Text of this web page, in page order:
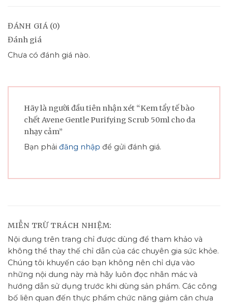
ĐÁNH GIÁ (0)
Đánh giá
Chưa có đánh giá nào.
Hãy là người đầu tiên nhận xét “Kem tẩy tế bào
chết Avene Gentle Purifying Scrub 50ml cho da
nhạy cảm”
Bạn phải đăng nhập để gửi đánh giá.
MIỄN TRỪ TRÁCH NHIỆM:
Nội dung trên trang chỉ được dùng để tham khảo và
không thể thay thế chỉ dẫn của các chuyên gia sức khỏe.
Chúng tôi khuyến cáo bạn không nên chỉ dựa vào
những nội dung này mà hãy luôn đọc nhãn mác và
hướng dẫn sử dụng trước khi dùng sản phẩm. Các công
bố liên quan đến thực phẩm chức năng giảm cân chưa